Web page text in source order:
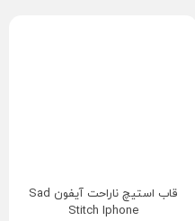
قاب استیچ ناراحت آیفون Sad
Stitch Iphone